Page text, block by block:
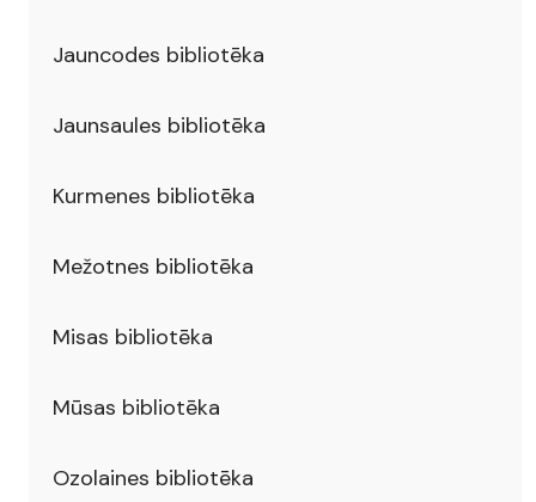
Jauncodes bibliotēka
Jaunsaules bibliotēka
Kurmenes bibliotēka
Mežotnes bibliotēka
Misas bibliotēka
Mūsas bibliotēka
Ozolaines bibliotēka